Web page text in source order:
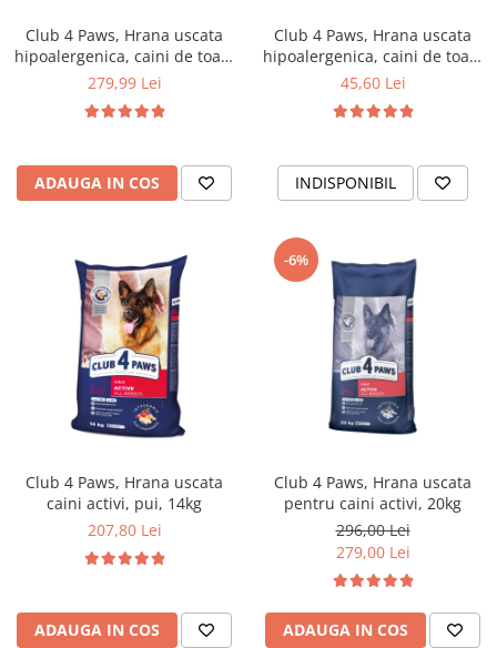
Club 4 Paws, Hrana uscata
hipoalergenica, caini de toate
rasele, miel si orez, 14kg
279,99 Lei
ADAUGA IN COS
Club 4 Paws, Hrana uscata
hipoalergenica, caini de toate
rasele, miel si orez, 2kg
45,60 Lei
INDISPONIBIL
Club 4 Paws, Hrana uscata
caini activi, pui, 14kg
207,80 Lei
ADAUGA IN COS
-6%
Club 4 Paws, Hrana uscata
pentru caini activi, 20kg
296,00 Lei
279,00 Lei
ADAUGA IN COS